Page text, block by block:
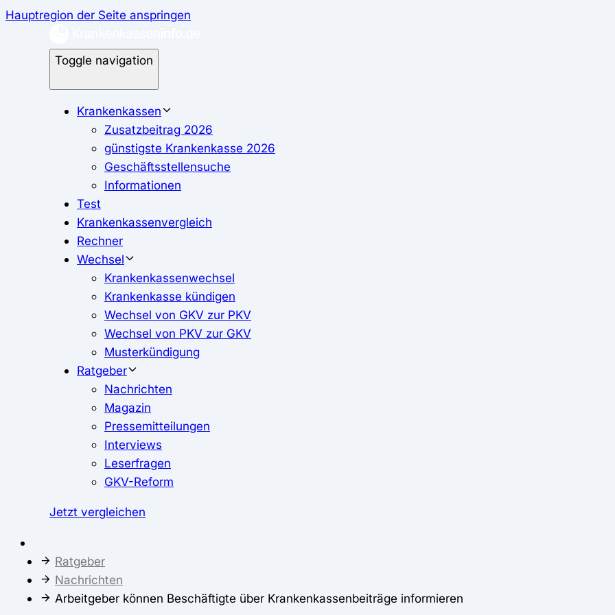
Hauptregion der Seite anspringen
Toggle navigation
Krankenkassen
Zusatzbeitrag 2026
günstigste Krankenkasse 2026
Geschäftsstellensuche
Informationen
Test
Krankenkassenvergleich
Rechner
Wechsel
Krankenkassenwechsel
Krankenkasse kündigen
Wechsel von GKV zur PKV
Wechsel von PKV zur GKV
Musterkündigung
Ratgeber
Nachrichten
Magazin
Pressemitteilungen
Interviews
Leserfragen
GKV-Reform
Jetzt vergleichen
Ratgeber
Nachrichten
Arbeitgeber können Beschäftigte über Krankenkassenbeiträge informieren